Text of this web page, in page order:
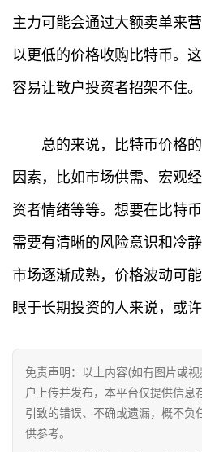
页
情
专
百
主力可能会通过大额卖单来
以更低的价格收购比特币。
容易让散户投资者招架不住。
总的来说，比特币价格
因素，比如市场供需、宏观
资者情绪等等。想要在比特
需要有清晰的风险意识和冷
市场逐渐成熟，价格波动可
眼于长期投资的人来说，或
免责声明：以上内容(如有图片或
户上传并发布，本平台仅提供信息
引致的错误、不确或遗漏，概不负
供参考。